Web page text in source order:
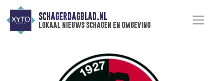
SCHAGERDAGBLAD.NL
lokaal nieuws schagen en omgeving